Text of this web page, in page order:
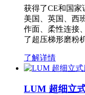
获得了CE和国家
美国、英国、西
作面、柔性连接
了超压梯形磨粉
了解详情
LUM 超细立